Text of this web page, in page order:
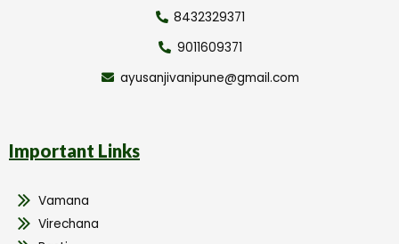
8432329371
9011609371
ayusanjivanipune@gmail.com
Important Links
Vamana
Virechana